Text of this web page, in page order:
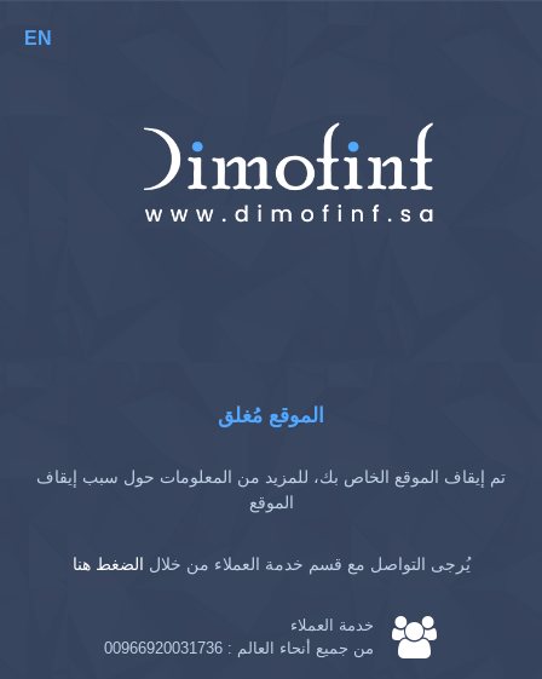
EN
الموقع مُغلق
تم إيقاف الموقع الخاص بك، للمزيد من المعلومات حول سبب إيقاف
الموقع
يُرجى التواصل مع قسم خدمة العملاء من خلال الضغط هنا
خدمة العملاء
من جميع أنحاء العالم : 00966920031736